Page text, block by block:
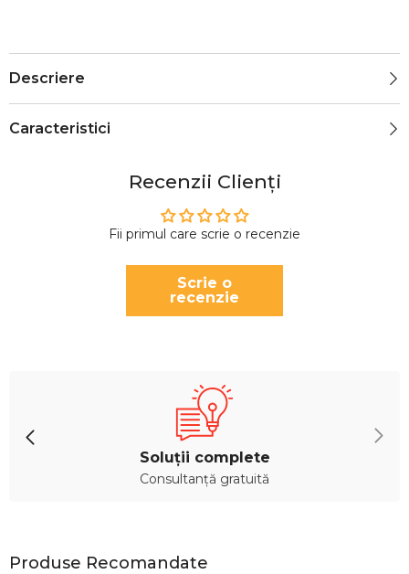
Descriere
Caracteristici
Recenzii Clienți
Fii primul care scrie o recenzie
Scrie o
recenzie
Soluții complete
Consultanță gratuită
Produse Recomandate